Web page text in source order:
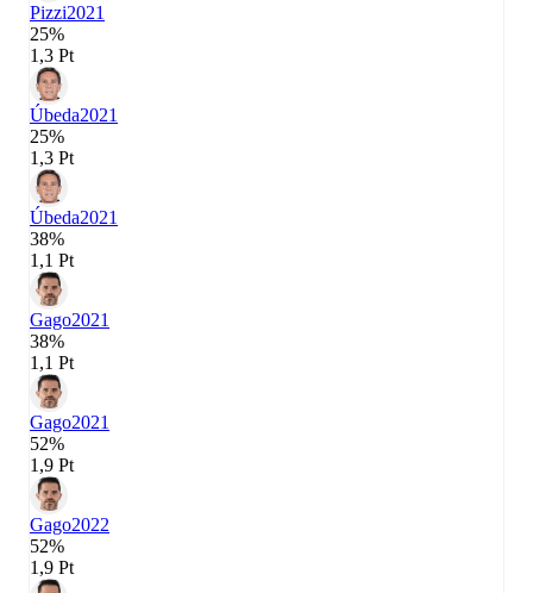
Pizzi2021
25%
1,3 Pt
Úbeda2021
25%
1,3 Pt
Úbeda2021
38%
1,1 Pt
Gago2021
38%
1,1 Pt
Gago2021
52%
1,9 Pt
Gago2022
52%
1,9 Pt